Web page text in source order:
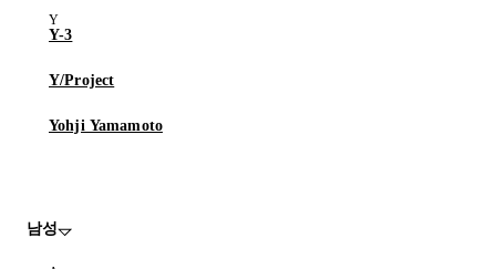
Y-3
Y/Project
Yohji Yamamoto
남성